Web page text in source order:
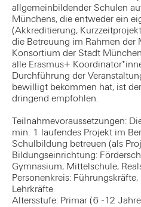
allgemeinbildender Schulen
Münchens, die entweder ein
(Akkreditierung,
die Betreuung im Rahmen der
Konsortium der Stadt
alle Erasmus+
Durchführung der
bewilligt bekommen hat, ist
dringend empfohlen.
Teilnahmevoraussetzungen:
min. 1 laufendes Projekt im
Schulbildung betreuen (als
Bildungseinrichtung:
Gymnasium, Mittelschule,
Personenkreis:
Lehrkräfte
Altersstufe: Primar (6 -12